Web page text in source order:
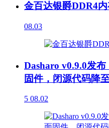
金百达银爵DDR4
08.03
Dasharo v0.9.0发
固件，闭源代码降
5 08.02